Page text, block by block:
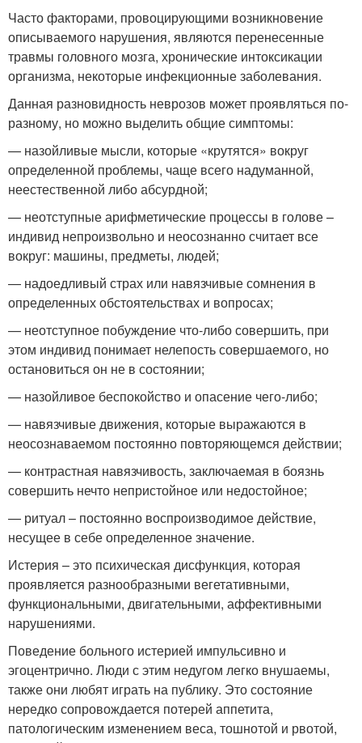
Часто факторами, провоцирующими возникновение
описываемого нарушения, являются перенесенные
травмы головного мозга, хронические интоксикации
организма, некоторые инфекционные заболевания.
Данная разновидность неврозов может проявляться по-
разному, но можно выделить общие симптомы:
— назойливые мысли, которые «крутятся» вокруг
определенной проблемы, чаще всего надуманной,
неестественной либо абсурдной;
— неотступные арифметические процессы в голове –
индивид непроизвольно и неосознанно считает все
вокруг: машины, предметы, людей;
— надоедливый страх или навязчивые сомнения в
определенных обстоятельствах и вопросах;
— неотступное побуждение что-либо совершить, при
этом индивид понимает нелепость совершаемого, но
остановиться он не в состоянии;
— назойливое беспокойство и опасение чего-либо;
— навязчивые движения, которые выражаются в
неосознаваемом постоянно повторяющемся действии;
— контрастная навязчивость, заключаемая в боязнь
совершить нечто непристойное или недостойное;
— ритуал – постоянно воспроизводимое действие,
несущее в себе определенное значение.
Истерия – это психическая дисфункция, которая
проявляется разнообразными вегетативными,
функциональными, двигательными, аффективными
нарушениями.
Поведение больного истерией импульсивно и
эгоцентрично. Люди с этим недугом легко внушаемы,
также они любят играть на публику. Это состояние
нередко сопровождается потерей аппетита,
патологическим изменением веса, тошнотой и рвотой,